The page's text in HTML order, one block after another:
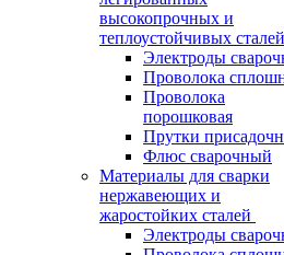
высокопрочных и
теплоустойчивых сталей
Электроды
Проволока
Проволока
порошковая
Прутки
Флюс сварочный
Материалы для сварки
нержавеющих и
жаростойких сталей
Электроды